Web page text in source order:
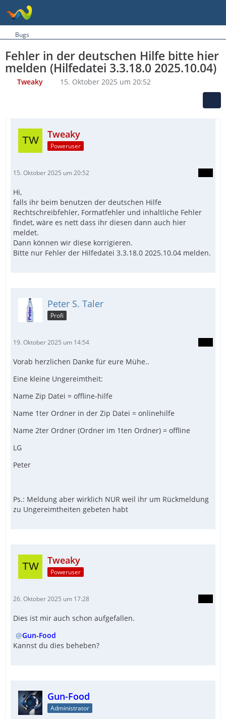
Bugs
Fehler in der deutschen Hilfe bitte hier
melden (Hilfedatei 3.3.18.0 2025.10.04)
Tweaky 15. Oktober 2025 um 20:52
Tweaky
Poweruser
15. Oktober 2025 um 20:52
Hi,
falls ihr beim benutzen der deutschen Hilfe
Rechtschreibfehler, Formatfehler und inhaltliche Fehler
findet, wäre es nett dass ihr diesen dann auch hier
meldet.
Dann können wir diese korrigieren.
Bitte nur Fehler der Hilfedatei 3.3.18.0 2025.10.04 melden.
Peter S. Taler
Profi
19. Oktober 2025 um 14:54
Vorab herzlichen Danke für eure Mühe..
Eine kleine Ungereimtheit:
Name Zip Datei = offline-hilfe
Name 1ter Ordner in der Zip Datei = onlinehilfe
Name 2ter Ordner (Ordner im 1ten Ordner) = offline
LG
Peter
Ps.: Meldung aber wirklich NUR weil ihr um Rückmeldung
zu Ungereimtheiten gebeten habt
Tweaky
Poweruser
26. Oktober 2025 um 17:28
Dies ist mir auch schon aufgefallen.
Gun-Food
Kannst du dies beheben?
Gun-Food
Administrator